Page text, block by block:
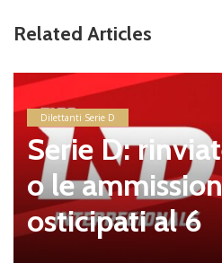
Related Articles
Dilettanti Serie D
Serie D:
o le
osticipati al 6